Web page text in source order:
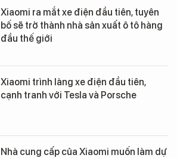
Xiaomi ra mắt xe điện đầu tiên, tuyên
bố sẽ trở thành nhà sản xuất ô tô hàng
đầu thế giới
Xiaomi trình làng xe điện đầu tiên,
cạnh tranh với Tesla và Porsche
Nhà cung cấp của Xiaomi muốn làm dự